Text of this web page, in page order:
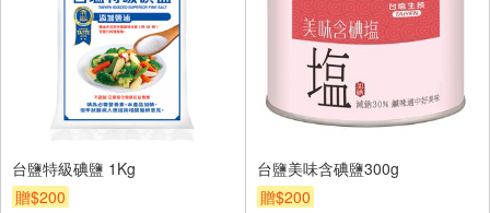
台鹽特級碘鹽 1Kg
贈$200
台鹽美味含碘鹽300g
贈$200